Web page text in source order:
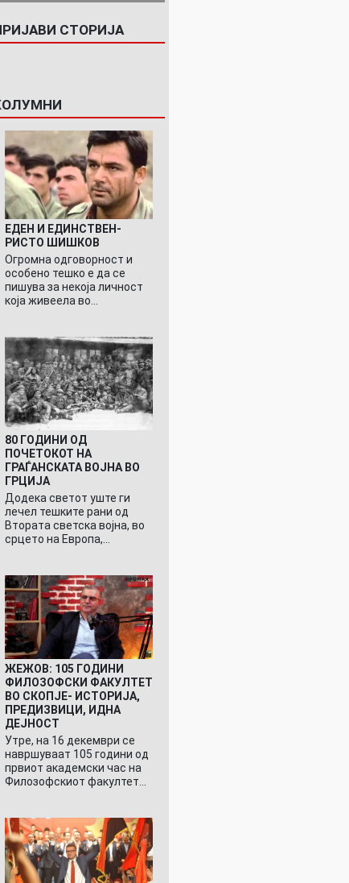
СТОРИЈА
ЕДЕН И ЕДИНСТВЕН-
РИСТО ШИШКОВ
Огромна одговорност и
особено тешко е да се
пишува за некоја личност
која живеела во…
80 ГОДИНИ ОД
ПОЧЕТОКОТ НА
ГРАЃАНСКАТА ВОЈНА ВО
ГРЦИЈА
Додека светот уште ги
лечел тешките рани од
Втората светска војна, во
срцето на Европа,…
ЖЕЖОВ: 105 ГОДИНИ
ФИЛОЗОФСКИ ФАКУЛТЕТ
ВО СКОПЈЕ- ИСТОРИЈА,
ПРЕДИЗВИЦИ, ИДНА
ДЕЈНОСТ
Утре, на 16 декември се
навршуваат 105 години од
првиот академски час на
Филозофскиот факултет…